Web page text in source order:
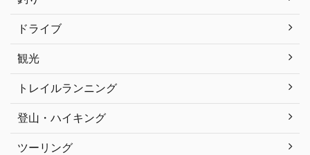
ドライブ
観光
トレイルランニング
登山・ハイキング
ツーリング